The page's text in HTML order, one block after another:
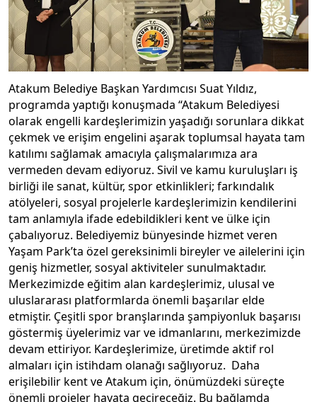
Atakum Belediye Başkan Yardımcısı Suat Yıldız,
programda yaptığı konuşmada “Atakum Belediyesi
olarak engelli kardeşlerimizin yaşadığı sorunlara dikkat
çekmek ve erişim engelini aşarak toplumsal hayata tam
katılımı sağlamak amacıyla çalışmalarımıza ara
vermeden devam ediyoruz. Sivil ve kamu kuruluşları iş
birliği ile sanat, kültür, spor etkinlikleri; farkındalık
atölyeleri, sosyal projelerle kardeşlerimizin kendilerini
tam anlamıyla ifade edebildikleri kent ve ülke için
çabalıyoruz. Belediyemiz bünyesinde hizmet veren
Yaşam Park’ta özel gereksinimli bireyler ve ailelerini için
geniş hizmetler, sosyal aktiviteler sunulmaktadır.
Merkezimizde eğitim alan kardeşlerimiz, ulusal ve
uluslararası platformlarda önemli başarılar elde
etmiştir. Çeşitli spor branşlarında şampiyonluk başarısı
göstermiş üyelerimiz var ve idmanlarını, merkezimizde
devam ettiriyor. Kardeşlerimize, üretimde aktif rol
almaları için istihdam olanağı sağlıyoruz. Daha
erişilebilir kent ve Atakum için, önümüzdeki süreçte
önemli projeler hayata geçireceğiz. Bu bağlamda